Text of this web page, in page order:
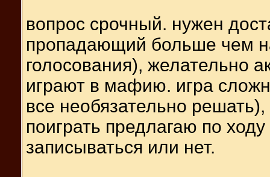
вопрос срочный. нужен
пропадающий больше чем
голосования), желательно
играют в мафию. игра
все необязательно
поиграть предлагаю по
записываться или нет.